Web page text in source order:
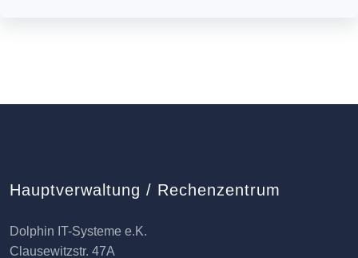
Hauptverwaltung / Rechenzentrum
Dolphin IT-Systeme e.K.
Clausewitzstr. 47A